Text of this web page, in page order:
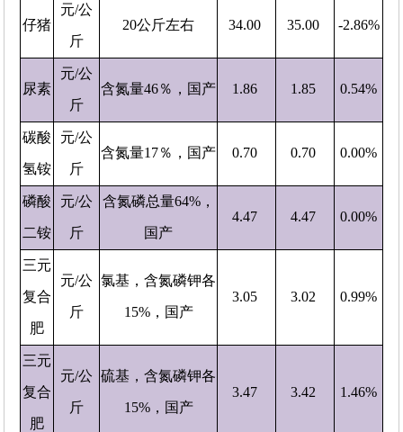
仔猪
元/公
斤
20公斤左右 34.00 35.00 -2.86%
尿素
元/公
斤
含氮量46％，国产 1.86 1.85 0.54%
碳酸
氢铵
元/公
斤
含氮量17％，国产 0.70 0.70 0.00%
磷酸
二铵
元/公
斤
含氮磷总量64%，
国产
4.47 4.47 0.00%
三元
复合
肥
元/公
斤
氯基，含氮磷钾各
15%，国产
3.05 3.02 0.99%
三元
复合
肥
元/公
斤
硫基，含氮磷钾各
15%，国产
3.47 3.42 1.46%